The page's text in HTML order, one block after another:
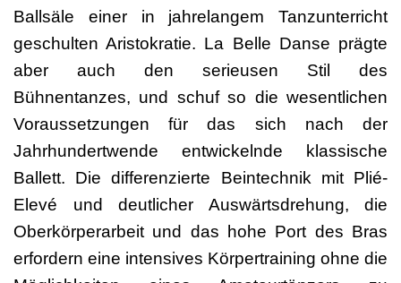
Ballsäle einer in jahrelangem Tanzunterricht
geschulten Aristokratie. La Belle Danse prägte
aber auch den serieusen Stil des
Bühnentanzes, und schuf so die wesentlichen
Voraussetzungen für das sich nach der
Jahrhundertwende entwickelnde klassische
Ballett. Die differenzierte Beintechnik mit Plié-
Elevé und deutlicher Auswärtsdrehung, die
Oberkörperarbeit und das hohe Port des Bras
erfordern eine intensives Körpertraining ohne die